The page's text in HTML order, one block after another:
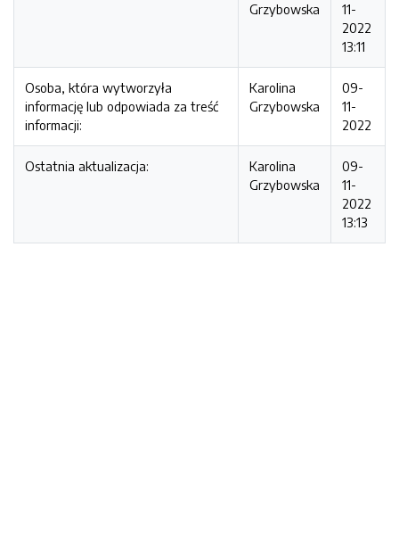
Grzybowska
11-
2022
13:11
Osoba, która wytworzyła
informację lub odpowiada za treść
informacji:
Karolina
Grzybowska
09-
11-
2022
Ostatnia aktualizacja:
Karolina
Grzybowska
09-
11-
2022
13:13